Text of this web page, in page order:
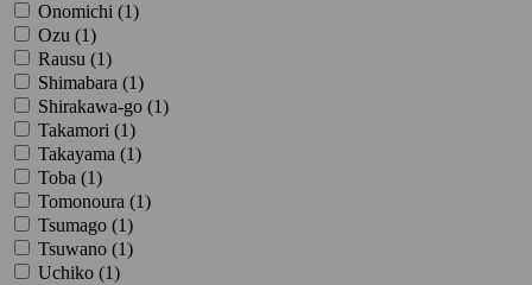
Onomichi (1)
Ozu (1)
Rausu (1)
Shimabara (1)
Shirakawa-go (1)
Takamori (1)
Takayama (1)
Toba (1)
Tomonoura (1)
Tsumago (1)
Tsuwano (1)
Uchiko (1)